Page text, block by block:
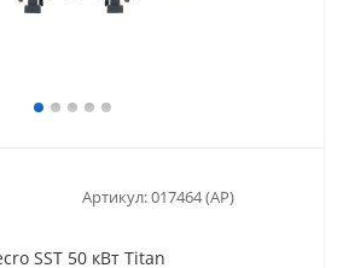
Артикул:017464 (AP)
SST 50 кВт Titan